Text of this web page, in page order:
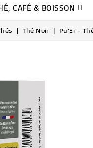
CAFÉ & BOISSON
Thé Noir Pu'Er -